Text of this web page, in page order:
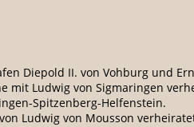
Diepold II. von Vohburg und
mit Ludwig von Sigmaringen
Spitzenberg-Helfenstein.
Ludwig von Mousson